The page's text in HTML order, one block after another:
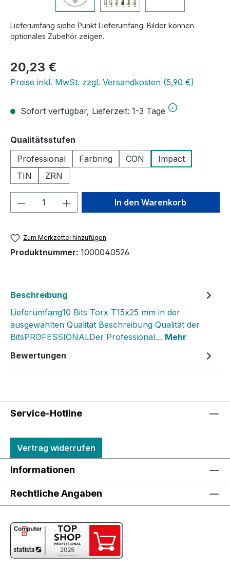
Lieferumfang siehe Punkt Lieferumfang. Bilder können
optionales Zubehör zeigen.
Regulärer Preis:
20,23 €
Preise inkl. MwSt. zzgl. Versandkosten (5,90 €)
Sofort verfügbar, Lieferzeit: 1-3 Tage
Qualitätsstufen
Professional
Farbring CON
Impact
TIN
ZRN
Produkt Anzahl: Gib denIn den Warenkorb
Zum Merkzettel hinzufügen
Produktnummer: 1000040526
Beschreibung
Lieferumfang10 Bits Torx T15x25 mm in der
ausgewählten Qualität Beschreibung Qualität der
BitsPROFESSIONALDer Professional… Mehr
Bewertungen
Service-Hotline
Vertrag widerrufen
Informationen
Rechtliche Angaben